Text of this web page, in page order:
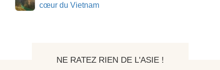
cœur du Vietnam
NE RATEZ RIEN DE L'ASIE !